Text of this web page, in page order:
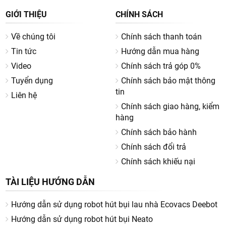
GIỚI THIỆU
Về chúng tôi
Tin tức
Video
Tuyển dụng
Liên hệ
CHÍNH SÁCH
Chính sách thanh toán
Hướng dẫn mua hàng
Chính sách trả góp 0%
Chính sách bảo mật thông
tin
Chính sách giao hàng, kiểm
hàng
Chính sách bảo hành
Chính sách đổi trả
Chính sách khiếu nại
TÀI LIỆU HƯỚNG DẪN
Hướng dẫn sử dụng robot hút bụi lau nhà Ecovacs Deebot
Hướng dẫn sử dụng robot hút bụi Neato